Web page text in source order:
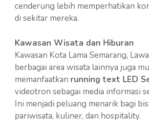
cenderung lebih memperhatikan
di sekitar mereka.
Kawasan Wisata dan Hiburan
Kawasan Kota Lama Semarang,
berbagai area wisata lainnya juga
memanfaatkan running text LED
videotron sebagai media informasi
Ini menjadi peluang menarik bagi
pariwisata, kuliner, dan hospitality.